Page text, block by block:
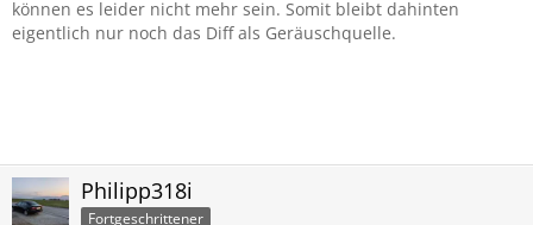
können es leider nicht mehr sein. Somit bleibt dahinten
eigentlich nur noch das Diff als Geräuschquelle.
Philipp318i
Fortgeschrittener